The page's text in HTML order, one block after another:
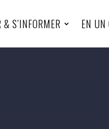
S’INFORMER EN UN